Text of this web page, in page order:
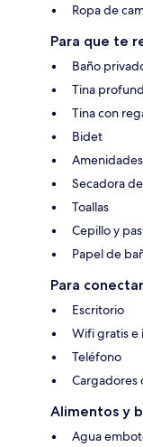
Ropa de
Para que te
Baño
Tina
Tina con
Bidet
Secadora
Toallas
Cepillo y
Papel de
Para
Escritorio
Wifi gratis
Teléfono
Cargadores
Alimentos y
Agua